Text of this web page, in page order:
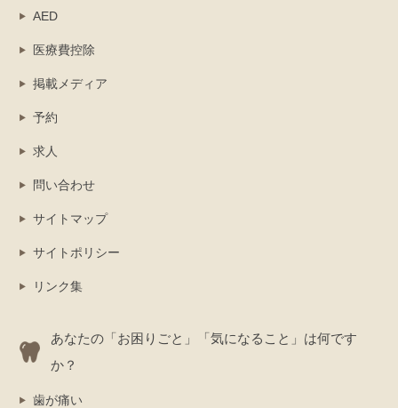
AED
医療費控除
掲載メディア
予約
求人
問い合わせ
サイトマップ
サイトポリシー
リンク集
あなたの「お困りごと」「気になること」は何です
か？
歯が痛い